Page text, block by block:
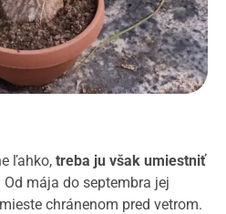
ľahko, treba ju však umiestniť
Od mája do septembra jej
chránenom pred vetrom.